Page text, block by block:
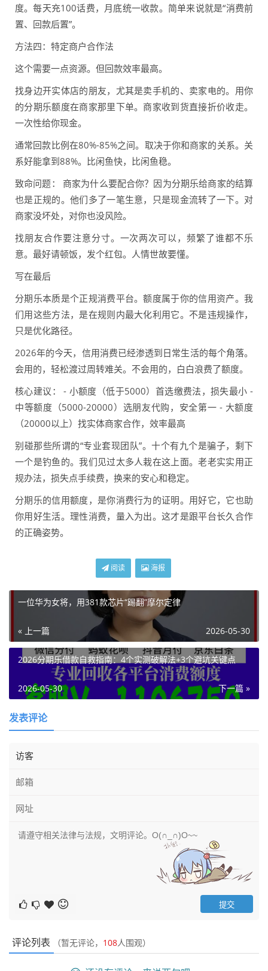
度。每天充100话费，月底统一收款。简单来说就是“消费前
置、回款后置”。
方法四：特定商户合作法
这个需要一点资源。但回款效率最高。
找身边开实体店的朋友，尤其是卖手机的、卖家电的。用你
的分期乐额度在商家那里下单。商家收到货直接折价收走。
一次性给你现金。
通常回款比例在80%-85%之间。取决于你和商家的关系。关
系好能拿到88%。比闲鱼快，比闲鱼稳。
致命问题： 商家为什么要配合你？因为分期乐给商家的结算
也是正规的。他们多了一笔生意，只是现金流转了一下。对
商家没坏处，对你也没风险。
找朋友合作要注意分寸。一次两次可以，频繁了谁都不乐
意。最好请顿饭，发个红包。人情世故要懂。
写在最后
分期乐本质是个正规消费平台。额度属于你的信用资产。我
们用这些方法，是在规则内最大化利用它。不是违规操作，
只是优化路径。
2026年的今天，信用消费已经渗透到日常生活的每个角落。
会用的，轻松渡过周转难关。不会用的，白白浪费了额度。
核心建议： - 小额度（低于5000）首选缴费法，损失最小 -
中等额度（5000-20000）选朋友代购，安全第一 - 大额度
（20000以上）找实体商家合作，效率最高
别碰那些所谓的“专业套现团队”。十个有九个是骗子，剩下
一个是钓鱼的。我们见过太多人栽在这上面。老老实实用正
规办法，损失点手续费，换来的安心和稳定。
分期乐的信用额度，是你消费行为的证明。用好它，它也助
你用好生活。理性消费，量入为出。这才是跟平台长久合作
的正确姿势。
阅读 海报
一位华为女将，用381款芯片“踢翻”摩尔定律
« 上一篇 2026-05-30
2026分期乐借款自救指南：4个实测破解法+3个避坑关键点
下一篇 »
2026-05-30
发表评论
评论列表 （暂无评论， 108人围观）